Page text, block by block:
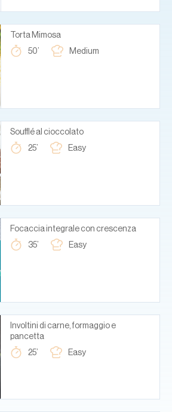
Torta Mimosa
50’
Medium
Soufflé al cioccolato
25’
Easy
Focaccia integrale con crescenza
35’
Easy
Involtini di carne, formaggio e
pancetta
25’
Easy